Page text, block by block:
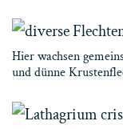
Hier wachsen
und dünne